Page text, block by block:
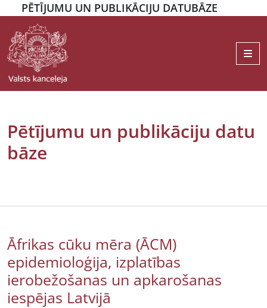
PĒTĪJUMU UN PUBLIKĀCIJU DATUBĀZE
Pētījumu un publikāciju datu
bāze
Āfrikas cūku mēra (ĀCM)
epidemioloģija, izplatības
ierobežošanas un apkarošanas
iespējas Latvijā